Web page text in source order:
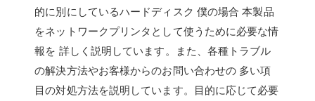
的に別にしているハードディスク 僕の場合 本製品
をネットワークプリンタとして使うために必要な情
報を 詳しく説明しています。また、各種トラブル
の解決方法やお客様からのお問い合わせの 多い項
目の対処方法を説明しています。目的に応じて必要